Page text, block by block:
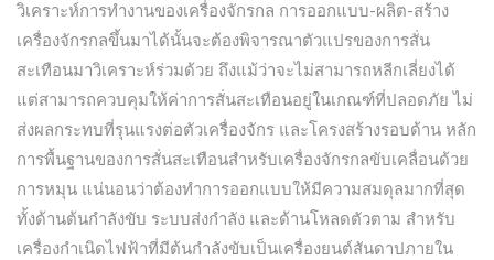
วิเคราะห์การทำงานของเครื่องจักรกล การออกแบบ-ผลิต-สร้าง
เครื่องจักรกลขึ้นมาได้นั้นจะต้องพิจารณาตัวแปรของการสั่น
สะเทือนมาวิเคราะห์ร่วมด้วย ถึงแม้ว่าจะไม่สามารถหลีกเลี่ยงได้
แต่สามารถควบคุมให้ค่าการสั่นสะเทือนอยู่ในเกณฑ์ที่ปลอดภัย ไม่
ส่งผลกระทบที่รุนแรงต่อตัวเครื่องจักร และโครงสร้างรอบด้าน หลัก
การพื้นฐานของการสั่นสะเทือนสำหรับเครื่องจักรกลขับเคลื่อนด้วย
การหมุน แน่นอนว่าต้องทำการออกแบบให้มีความสมดุลมากที่สุด
ทั้งด้านต้นกำลังขับ ระบบส่งกำลัง และด้านโหลดตัวตาม สำหรับ
เครื่องกำเนิดไฟฟ้าที่มีต้นกำลังขับเป็นเครื่องยนต์สันดาปภายใน